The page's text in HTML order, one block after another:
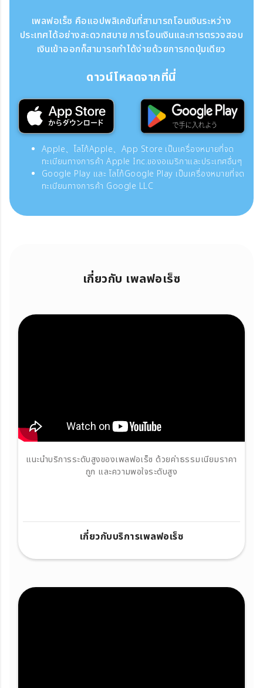
เพลฟอเร็ซ คือแอปพลิเคชันที่สามารถโอนเงินระหว่าง
ประเทศได้อย่างสะดวกสบาย การโอนเงินและการตรวจสอบ
เงินเข้าออกก็สามารถทำได้ง่ายด้วยการกดปุ่มเดียว
ดาวน์โหลดจากที่นี่
Apple、โลโก้Apple、App Store เป็นเครื่องหมายที่จด
ทะเบียนทางการค้า Apple Inc.ของอเมริกาและประเทศอื่นๆ
Google Play และ โลโก้Google Play เป็นเครื่องหมายที่จด
ทะเบียนทางการค้า Google LLC
เกี่ยวกับ เพลฟอเร็ซ
แนะนำบริการระดับสูงของเพลฟอเร็ซ ด้วยค่าธรรมเนียมราคา
ถูก และความพอใจระดับสูง
เกี่ยวกับบริการเพลฟอเร็ซ